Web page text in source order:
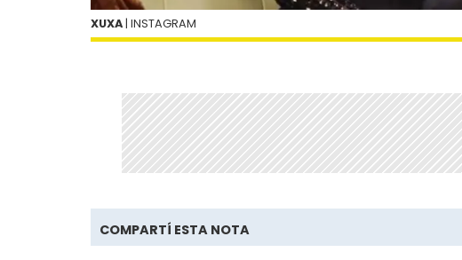
XUXA | INSTAGRAM
COMPARTÍ ESTA NOTA